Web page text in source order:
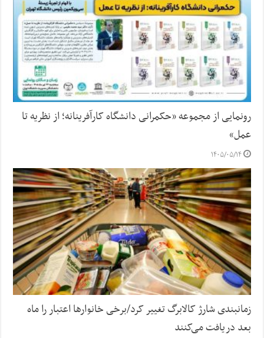
رونمایی از مجموعه «حکمرانی دانشگاه کارآفرینانه؛ از نظریه تا
عمل»
۱۴۰۵/۰۵/۱۴
زمانبندی شارژ کالابرگ تغییر کرد/برخی خانوارها اعتبار را ماه
بعد دریافت می‌کنند